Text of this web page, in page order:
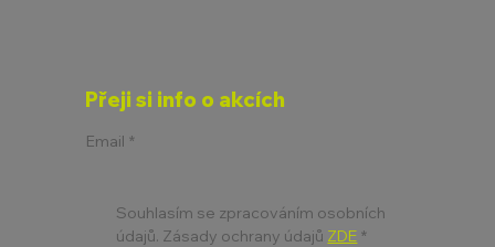
Přeji si info o akcích
Email *
Souhlasím se zpracováním osobních
údajů. Zásady ochrany údajů ZDE *